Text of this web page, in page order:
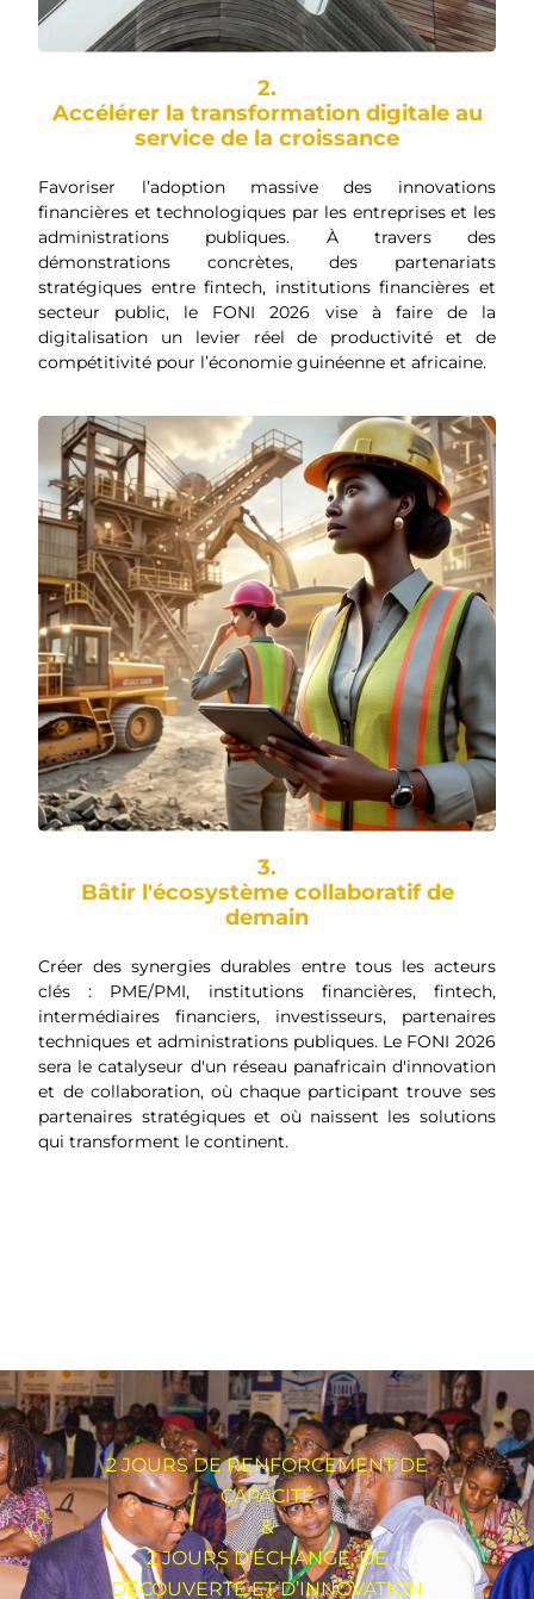
2.
Accélérer la transformation digitale au
service de la croissance
Favoriser l’adoption massive des innovations
financières et technologiques par les entreprises et les
administrations publiques. À travers des
démonstrations concrètes, des partenariats
stratégiques entre fintech, institutions financières et
secteur public, le FONI 2026 vise à faire de la
digitalisation un levier réel de productivité et de
compétitivité pour l’économie guinéenne et africaine.
3.
Bâtir l'écosystème collaboratif de
demain
Créer des synergies durables entre tous les acteurs
clés : PME/PMI, institutions financières, fintech,
intermédiaires financiers, investisseurs, partenaires
techniques et administrations publiques. Le FONI 2026
sera le catalyseur d'un réseau panafricain d'innovation
et de collaboration, où chaque participant trouve ses
partenaires stratégiques et où naissent les solutions
qui transforment le continent.
2 JOURS DE RENFORCEMENT DE
CAPACITÉ
&
2 JOURS D’ÉCHANGE, DE
DÉCOUVERTE ET D’INNOVATION